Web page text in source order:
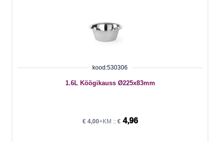
kood:530306
1.6L Köögikauss Ø225x83mm
€4,00+KM :: €4,96